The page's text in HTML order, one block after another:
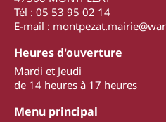
Tél : 05 53 95 02 14
E-mail :
Heures d'ouverture
Mardi et Jeudi
de 14 heures à 17 heures
Menu principal